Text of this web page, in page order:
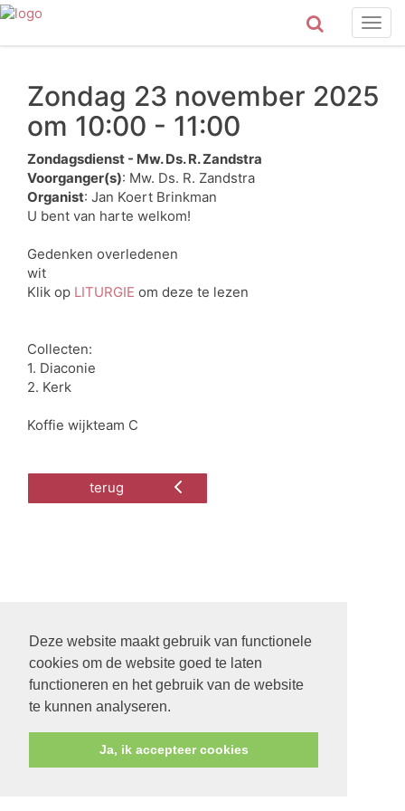
Deze website maakt gebruik van functionele
cookies om de website goed te laten
functioneren en het gebruik van de website
te kunnen analyseren.
Ja, ik accepteer cookies
Zondag 23 november 2025
om 10:00 - 11:00
Zondagsdienst - Mw. Ds. R. Zandstra
Voorganger(s): Mw. Ds. R. Zandstra
Organist: Jan Koert Brinkman
U bent van harte welkom!
Gedenken overledenen
wit
Klik op LITURGIE om deze te lezen
Collecten:
1. Diaconie
2. Kerk
Koffie wijkteam C
terug